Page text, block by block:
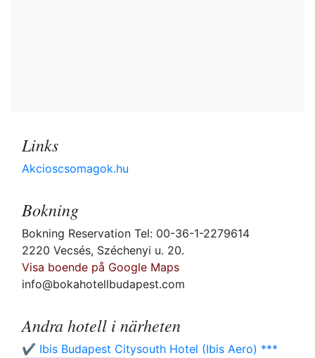
Links
Akcioscsomagok.hu
Bokning
Bokning Reservation Tel: 00-36-1-2279614
2220 Vecsés, Széchenyi u. 20.
Visa boende på Google Maps
info@bokahotellbudapest.com
Andra hotell i närheten
✔️ Ibis Budapest Citysouth Hotel (Ibis Aero) ***